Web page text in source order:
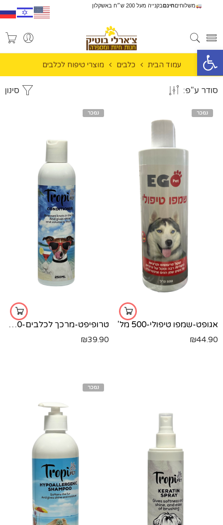
פתח סרגל נגישות
משלוחיםחינםבקנייה מעל 200 ש״ח באשקלון
עמוד הבית כלבים מוצרי טיפוח לכלבים
סינון סודר ע"פ:
נמכר
אגופט-שמפו טיפולי-500 מל'
₪44.90
נמכר
טרופיפט-מרכך לכלבים-250 מל'
₪39.90
נמכר